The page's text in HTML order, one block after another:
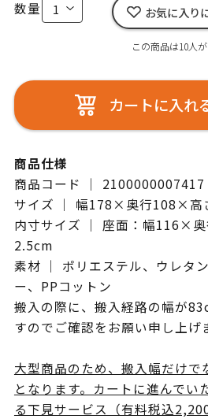
数量 お気に入り
この商品は10人
カートに入れ
商品仕様
商品コード ｜ 2100000007417
サイズ ｜ 幅178×奥行108×高
内寸サイズ ｜ 座面：幅116×
2.5cm
素材 ｜ ポリエステル、ウレタ
ー、PPコットン
搬入の際に、搬入経路の幅が
すのでご確認をお願い申し上げ
大型商品のため、搬入幅だけで
となります。カートに進んでい
る下見サービス（有料税込